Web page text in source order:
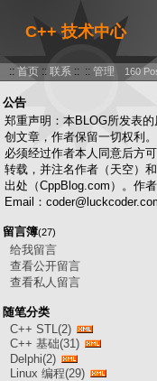
C++ 技术中心
:: 首页 :: 联系 :: :: 管理 160
公告
郑重声明：本BLOG所发表的
创文章，作者保留一切权利。
必须经过作者本人同意后方可
转载，并注名作者（天空）和
出处（CppBlog.com）。作者
Email：
留言簿(27)
给我留言
查看公开留言
查看私人留言
随笔分类
C++ STL(2)
C++ 基础(31)
Delphi(2)
Linux 编程(29)